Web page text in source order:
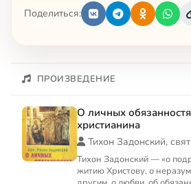
Поделиться:
ПРОИЗВЕДЕНИЕ
О личных
христианина
Тихон Задонский,
Тихон Задонский — «о
житию Христову, о